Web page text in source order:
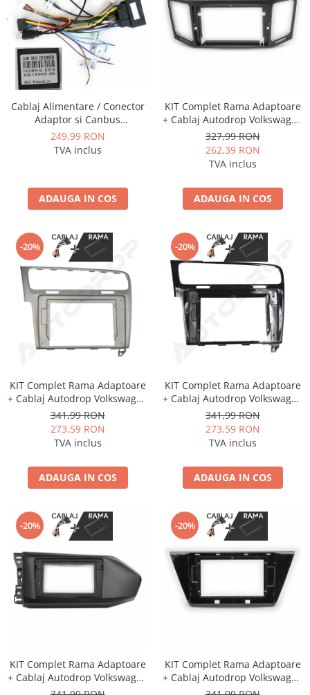
Cablaj Alimentare / Conector
Adaptor si Canbus
Volkswagen / Skoda / Seat
2014+ pentru navigatii
249,99 RON
TVA inclus
ADAUGA IN COS
KIT Complet Rama Adaptoare
+ Cablaj Autodrop Volkswagen
Sharan (2012-2018) pentru
Navigatie Multimedia Android
9 inch
327,99 RON
262,39 RON
TVA inclus
ADAUGA IN COS
-20%
KIT Complet Rama Adaptoare
+ Cablaj Autodrop Volkswagen
Golf 7 (2013+) pentru
Navigatie Multimedia Android
10.1 inch
341,99 RON
273,59 RON
TVA inclus
ADAUGA IN COS
-20%
KIT Complet Rama Adaptoare
+ Cablaj Autodrop Volkswagen
Golf 7 (2013+) pentru
Navigatie Multimedia Android
10.1 inch
341,99 RON
273,59 RON
TVA inclus
ADAUGA IN COS
-20%
KIT Complet Rama Adaptoare
+ Cablaj Autodrop Volkswagen
Caddy (2023+) pentru
-20%
KIT Complet Rama Adaptoare
+ Cablaj Autodrop Volkswagen
Touran (2016+) pentru